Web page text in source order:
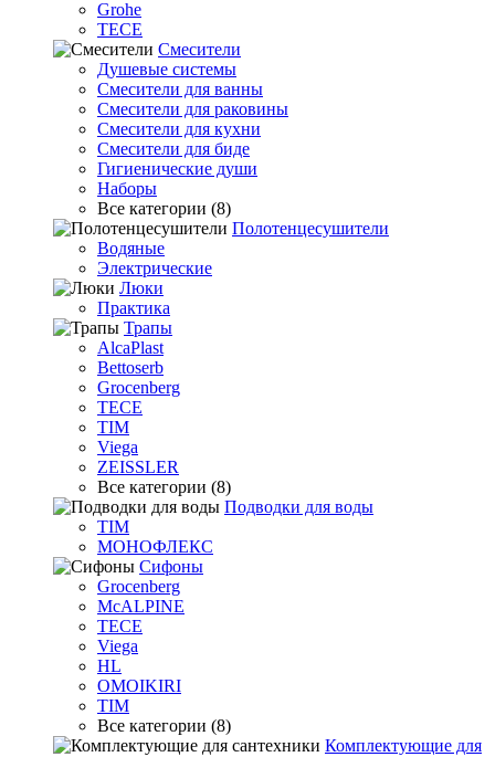
Grohe
TECE
Смесители
Душевые системы
Смесители для ванны
Смесители для раковины
Смесители для кухни
Смесители для биде
Гигиенические души
Наборы
Все категории (8)
Полотенцесушители
Водяные
Электрические
Люки
Практика
Трапы
AlcaPlast
Bettoserb
Grocenberg
TECE
TIM
Viega
ZEISSLER
Все категории (8)
Подводки для воды
TIM
МОНОФЛЕКС
Сифоны
Grocenberg
McALPINE
TECE
Viega
HL
OMOIKIRI
TIM
Все категории (8)
Комплектующие для